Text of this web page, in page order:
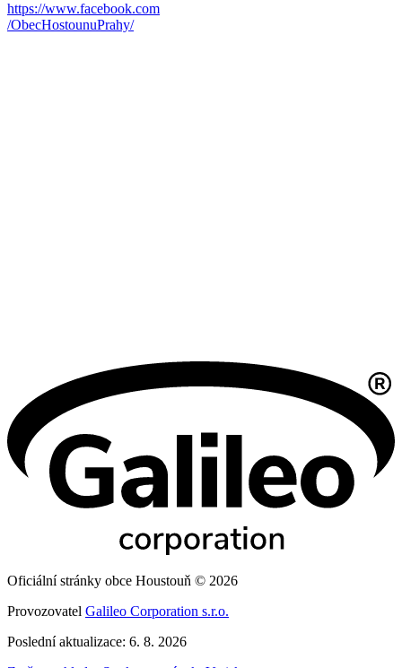
https://www.facebook.com
/ObecHostounuPrahy/
Oficiální stránky obce Houstouň © 2026
Provozovatel Galileo Corporation s.r.o.
Poslední aktualizace: 6. 8. 2026